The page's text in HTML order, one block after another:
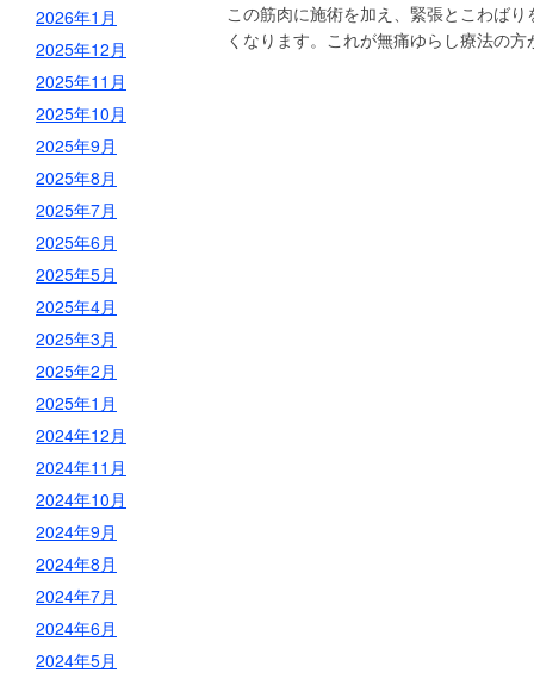
この筋肉に施術を加え、緊張とこわば
くなります。これが無痛ゆらし療法の
2026年1月
2025年12月
2025年11月
2025年10月
2025年9月
2025年8月
2025年7月
2025年6月
2025年5月
2025年4月
2025年3月
2025年2月
2025年1月
2024年12月
2024年11月
2024年10月
2024年9月
2024年8月
2024年7月
2024年6月
2024年5月